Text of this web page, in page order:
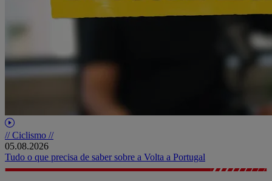
// Ciclismo //
05.08.2026
Tudo o que precisa de saber sobre a Volta a Portugal